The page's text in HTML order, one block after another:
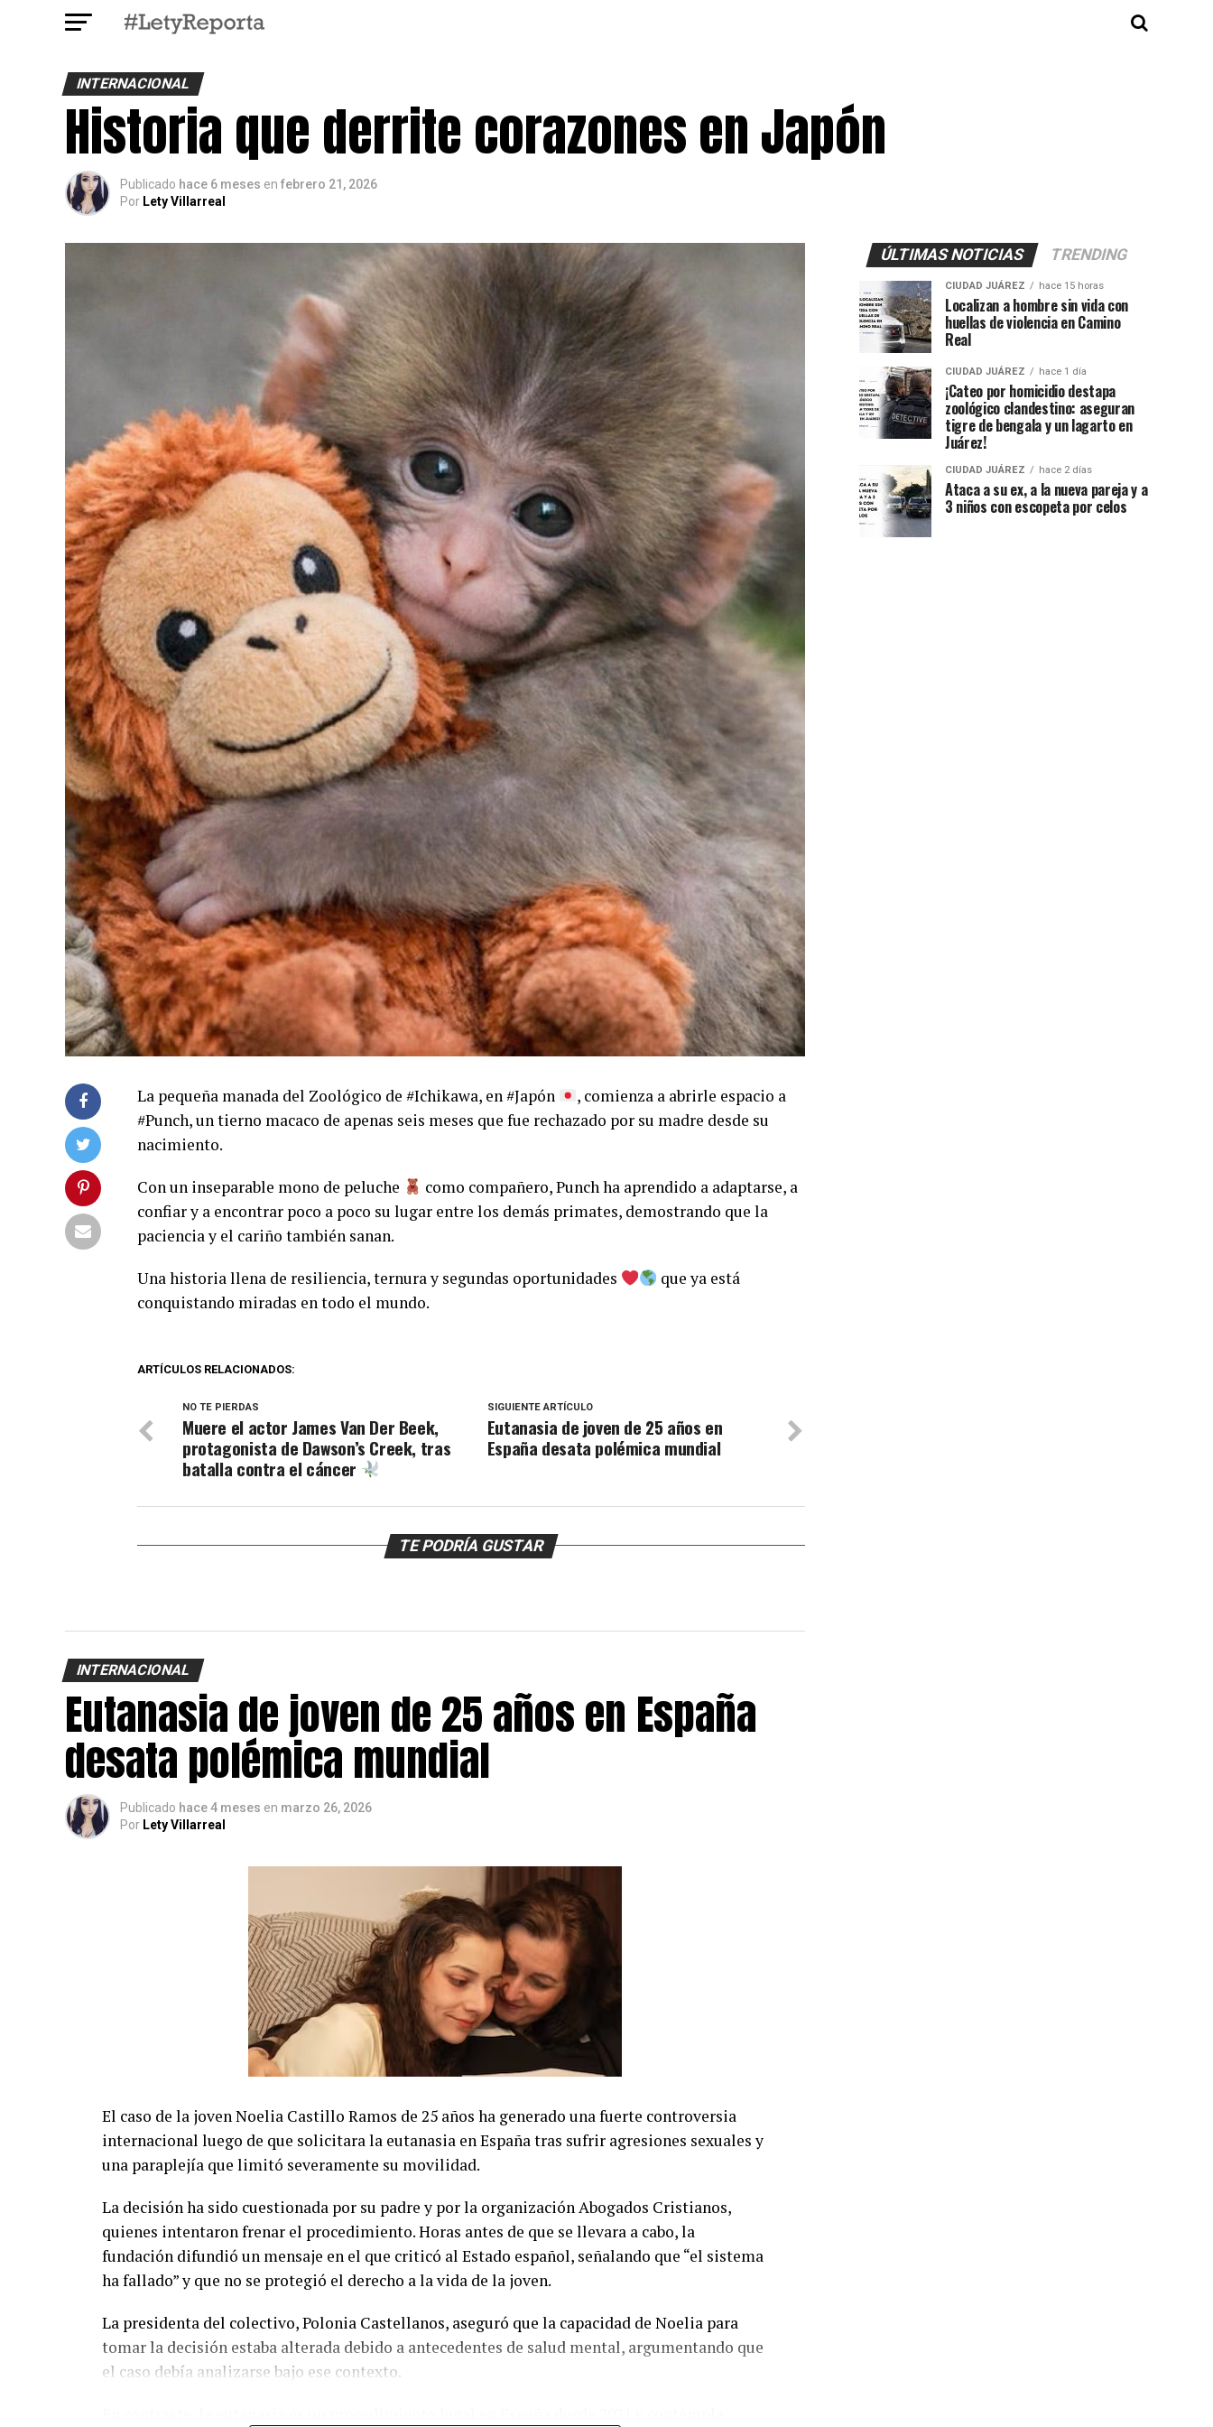
INTERNACIONAL
Historia que derrite corazones en Japón
Publicado hace 6 meses en febrero 21, 2026
Por Lety Villarreal
La pequeña manada del Zoológico de #Ichikawa, en #Japón
, comienza a abrirle espacio a
#Punch, un tierno macaco de apenas seis meses que fue rechazado por su madre desde su
nacimiento.
Con un inseparable mono de peluche
como compañero, Punch ha aprendido a adaptarse, a
confiar y a encontrar poco a poco su lugar entre los demás primates, demostrando que la
paciencia y el cariño también sanan.
Una historia llena de resiliencia, ternura y segundas oportunidades
que ya está
conquistando miradas en todo el mundo.
ARTÍCULOS RELACIONADOS:
SIGUIENTE ARTÍCULO
Eutanasia de joven de 25 años en
España desata polémica mundial
NO TE PIERDAS
Muere el actor James Van Der Beek,
protagonista de Dawson’s Creek, tras
batalla contra el cáncer
TE PODRÍA GUSTAR
INTERNACIONAL
Eutanasia de joven de 25 años en España
desata polémica mundial
Publicado hace 4 meses en marzo 26, 2026
Por Lety Villarreal
El caso de la joven Noelia Castillo Ramos de 25 años ha generado una fuerte controversia
internacional luego de que solicitara la eutanasia en España tras sufrir agresiones sexuales y
una paraplejía que limitó severamente su movilidad.
La decisión ha sido cuestionada por su padre y por la organización Abogados Cristianos,
quienes intentaron frenar el procedimiento. Horas antes de que se llevara a cabo, la
fundación difundió un mensaje en el que criticó al Estado español, señalando que “el sistema
ha fallado” y que no se protegió el derecho a la vida de la joven.
La presidenta del colectivo, Polonia Castellanos, aseguró que la capacidad de Noelia para
tomar la decisión estaba alterada debido a antecedentes de salud mental, argumentando que
el caso debía analizarse bajo ese contexto.
ÚLTIMAS NOTICIAS TRENDING
CIUDAD JUÁREZ hace 15 horas
Localizan a hombre sin vida con
huellas de violencia en Camino
Real
CIUDAD JUÁREZ hace 1 día
¡Cateo por homicidio destapa
zoológico clandestino: aseguran
tigre de bengala y un lagarto en
Juárez!
CIUDAD JUÁREZ hace 2 días
Ataca a su ex, a la nueva pareja y a
3 niños con escopeta por celos